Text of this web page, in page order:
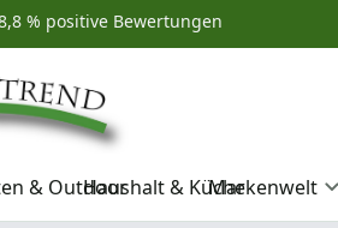
% positive Bewertungen
& OutdoorHaushalt & KücheMarkenwelt